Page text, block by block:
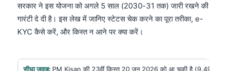
सरकार ने इस योजना को अगले 5 साल (2030-31 तक) जारी रखने की
गारंटी दे दी है। इस लेख में जानिए स्टेटस चेक करने का पूरा तरीका, e-
KYC कैसे करें, और किस्त न आने पर क्या करें।
सीधा जवाब: PM Kisan की 23वीं किस्त 20 जून 2026 को आ चुकी है (9.49